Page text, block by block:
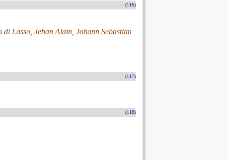
(116)
Lasso, Jehan Alain, Johann Sebastian
(117)
(118)